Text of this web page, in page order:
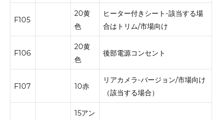
F105
20黄
色
ヒーター付きシート-該当する場
合はトリム/市場向け
F106
20黄
色
後部電源コンセント
F107 10赤
リアカメラ-バージョン/市場向け
（該当する場合）
15アン